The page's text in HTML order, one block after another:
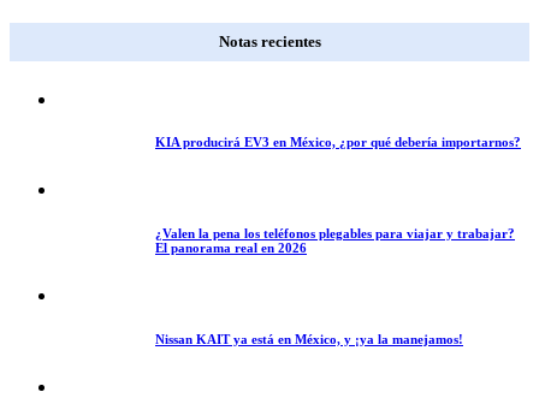
Notas recientes
KIA producirá EV3 en México, ¿por qué debería importarnos?
¿Valen la pena los teléfonos plegables para viajar y trabajar?
El panorama real en 2026
Nissan KAIT ya está en México, y ¡ya la manejamos!